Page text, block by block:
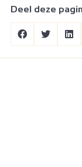
Deel deze